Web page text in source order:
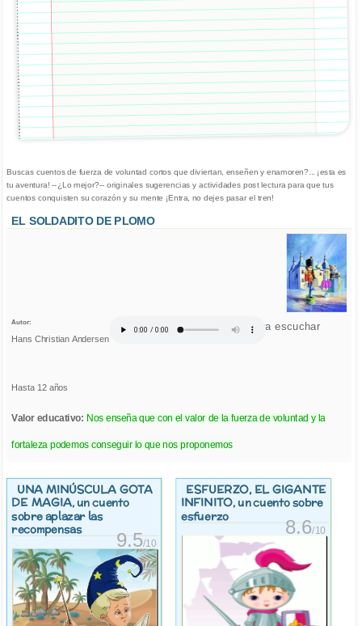
Buscas cuentos de fuerza de voluntad cortos que diviertan, enseñen y enamoren?... ¡esta es
tu aventura! --¿Lo mejor?-- originales sugerencias y actividades post lectura para que tus
cuentos conquisten su corazón y su mente ¡Entra, no dejes pasar el tren!
EL SOLDADITO DE PLOMO
Click para escuchar
Autor:
Hans Christian Andersen
Hasta 12 años
Valor educativo: Nos enseña que con el valor de la fuerza de voluntad y la
fortaleza podemos conseguir lo que nos proponemos
UNA MINÚSCULA GOTA
DE MAGIA, un cuento
sobre aplazar las
recompensas
9.5/10
ESFUERZO, EL GIGANTE
INFINITO, un cuento sobre
esfuerzo
8.6/10